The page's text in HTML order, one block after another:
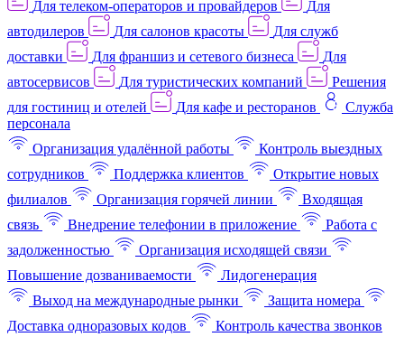
Для телеком-операторов и провайдеров
Для
автодилеров
Для салонов красоты
Для служб
доставки
Для франшиз и сетевого бизнеса
Для
автосервисов
Для туристических компаний
Решения
для гостиниц и отелей
Для кафе и ресторанов
Служба
персонала
Организация удалённой работы
Контроль выездных
сотрудников
Поддержка клиентов
Открытие новых
филиалов
Организация горячей линии
Входящая
связь
Внедрение телефонии в приложение
Работа с
задолженностью
Организация исходящей связи
Повышение дозваниваемости
Лидогенерация
Выход на международные рынки
Защита номера
Доставка одноразовых кодов
Контроль качества звонков